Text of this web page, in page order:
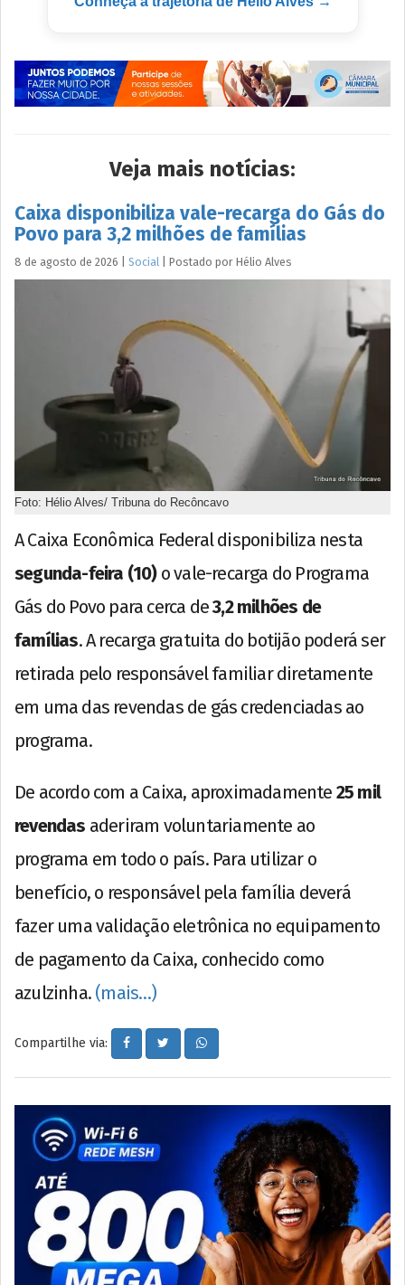
Veja mais notícias:
Caixa disponibiliza vale-recarga do Gás do
Povo para 3,2 milhões de famílias
8 de agosto de 2026 Social Postado por Hélio Alves
Foto: Hélio Alves/ Tribuna do Recôncavo
A Caixa Econômica Federal disponibiliza nesta
segunda-feira (10)o vale-recarga do Programa
Gás do Povo para cerca de3,2 milhões de
famílias. A recarga gratuita do botijão poderá ser
retirada pelo responsável familiar diretamente
em uma das revendas de gás credenciadas ao
programa.
De acordo com a Caixa, aproximadamente 25 mil
revendas aderiram voluntariamente ao
programa em todo o país. Para utilizar o
benefício, o responsável pela família deverá
fazer uma validação eletrônica no equipamento
de pagamento da Caixa, conhecido como
azulzinha. (mais…)
Compartilhe via: